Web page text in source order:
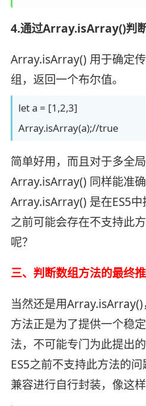
4.通过Array.isArray()判
Array.isArray() 用于确定
组，返回一个布尔值。
let a = [1,2,3]
Array.isArray(a);//true
简单好用，而且对于多全局
Array.isArray() 同样能准确
Array.isArray() 是在ES5中
之前可能会存在不支持此
呢？
三、判断数组方法的最终
当然还是用
方法正是为了提供一个稳
法，不可能专门为此提出
ES5之前不支持此方法的
兼容进行自行封装，像这样